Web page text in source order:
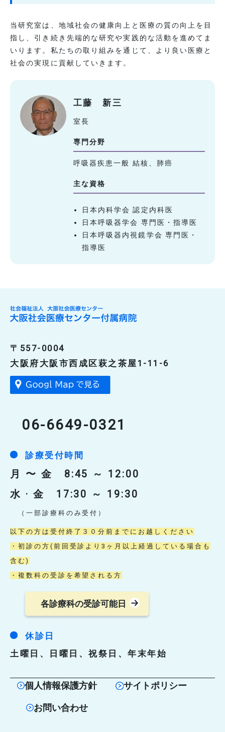
当研究室は、地域社会の健康向上と医療の質の向上を目
指し、引き続き先端的な研究や実践的な活動を進めてま
いります。私たちの取り組みを通じて、より良い医療と
社会の実現に貢献していきます。
工藤 新三
室長
専門分野
呼吸器疾患一般 結核、肺癌
主な資格
日本内科学会 認定内科医
日本呼吸器学会 専門医・指導医
日本呼吸器内視鏡学会 専門医・
指導医
〒557-0004
大阪府大阪市西成区萩之茶屋1-11-6
06-6649-0321
診療受付時間
月 〜 金 8:45 ～ 12:00
水 · 金 17:30 ～ 19:30
（一部診療科のみ受付）
以下の方は受付終了３０分前までにお越しください
・初診の方(前回受診より3ヶ月以上経過している場合も
含む)
・複数科の受診を希望される方
各診療科の受診可能日
休診日
土曜日、日曜日、祝祭日、年末年始
個人情報保護方針 サイトポリシー
お問い合わせ